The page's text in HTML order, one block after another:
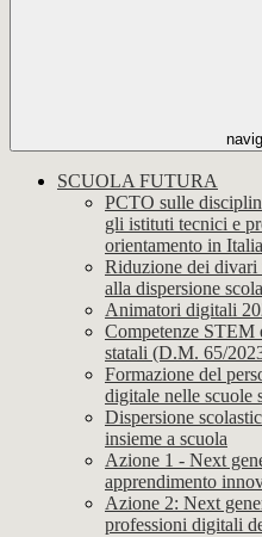
SCUOLA FUTURA
PCTO sulle
gli istituti tecnici e
orientamento in
Riduzione dei divari
alla dispersione
Animatori digitali
Competenze STEM
statali (D.M. 65/
Formazione del
digitale nelle scuole
Dispersione
insieme a scuola
Azione 1 - Next
apprendimento
Azione 2: Next
professioni digitali